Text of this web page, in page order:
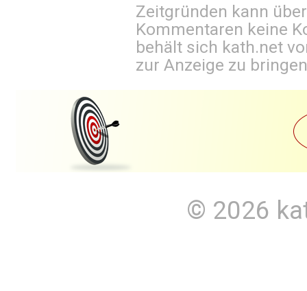
Zeitgründen kann
Kommentaren keine
behält sich kath.net
zur Anzeige zu
© 2026